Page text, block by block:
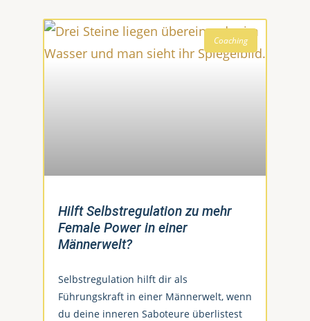
Coaching
Hilft Selbstregulation zu mehr
Female Power in einer
Männerwelt?
Selbstregulation hilft dir als
Führungskraft in einer Männerwelt, wenn
du deine inneren Saboteure überlistest